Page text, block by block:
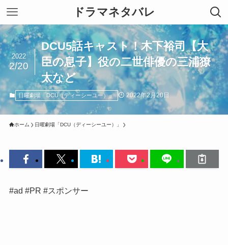
ドラマネタバレ
DCU5話キャスト！木下裕司【大
臣の息子】役の二世俳優の三浦獠
太など
2022
2/20
日曜劇場「DCU（ディーシーユー）」 2022年2月20日
ホーム 日曜劇場「DCU（ディーシーユー）」
#ad #PR #スポンサー